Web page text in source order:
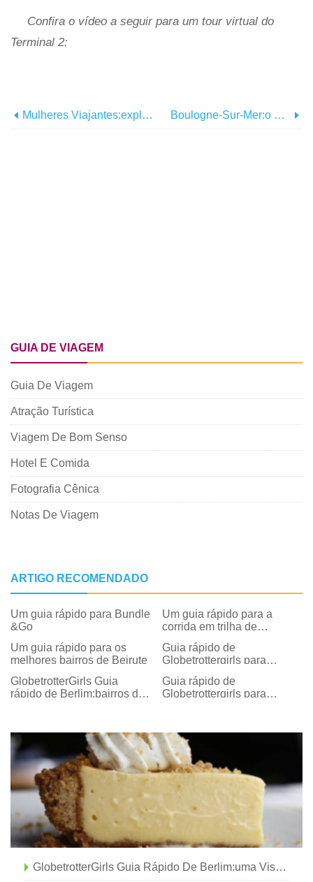
Confira o vídeo a seguir para um tour virtual do
Terminal 2:
Mulheres Viajantes:explore A Diversão Em Melbourne Com Seus Filhos Boulogne-Sur-Mer:o Refúgio Perfeito No Fim De Semana Francês Saindo De Londres
GUIA DE VIAGEM
Guia De Viagem
Atração Turística
Viagem De Bom Senso
Hotel E Comida
Fotografia Cênica
Notas De Viagem
ARTIGO RECOMENDADO
Um guia rápido para Bundle
&Go
Um guia rápido para a
corrida em trilha de
Um guia rápido para os
melhores bairros de Beirute
Guia rápido de
Globetrottergirls para
GlobetrotterGirls Guia
rápido de Berlim:bairros de
Guia rápido de
Globetrottergirls para
GlobetrotterGirls Guia Rápido De Berlim:uma Visão Geral Da Capital Alemã